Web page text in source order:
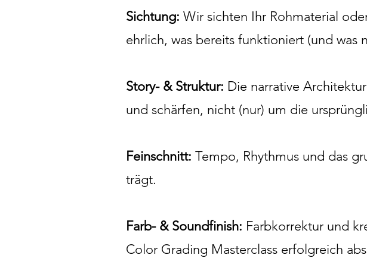
Sichtung: Wir sichten Ihr Rohmaterial
ehrlich, was bereits funktioniert (und was
Story- & Struktur: Die narrative
und schärfen, nicht (nur) um die
Feinschnitt: Tempo, Rhythmus und das
trägt.
Farb- & Soundfinish: Farbkorrektur und
Color Grading Masterclass erfolgreich